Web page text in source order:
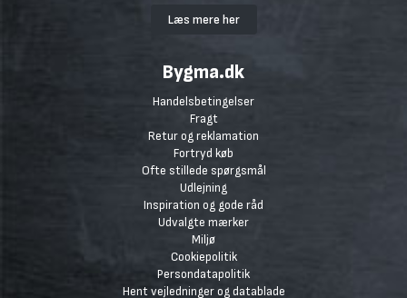
Læs mere her
Bygma.dk
Handelsbetingelser
Fragt
Retur og reklamation
Fortryd køb
Ofte stillede spørgsmål
Udlejning
Inspiration og gode råd
Udvalgte mærker
Miljø
Cookiepolitik
Persondatapolitik
Hent vejledninger og datablade